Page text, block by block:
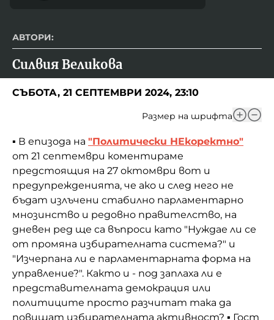
АВТОРИ:
Силвия Великова
СЪБОТА, 21 СЕПТЕМВРИ 2024, 23:10
Размер на шрифта
▪️ В епизода на "Политически НЕкоректно"
от 21 септември коментираме
предстоящия на 27 октомври вот и
предупрежденията, че ако и след него не
бъдат излъчени стабилно парламентарно
мнозинство и редовно правителство, на
дневен ред ще са въпроси като "Нуждае ли се
от промяна избирателната система?" и
"Изчерпана ли е парламентарната форма на
управление?". Както и - под заплаха ли е
представителната демокрация или
политиците просто разчитат така да
повишат избирателната активност? ▪️ Гост